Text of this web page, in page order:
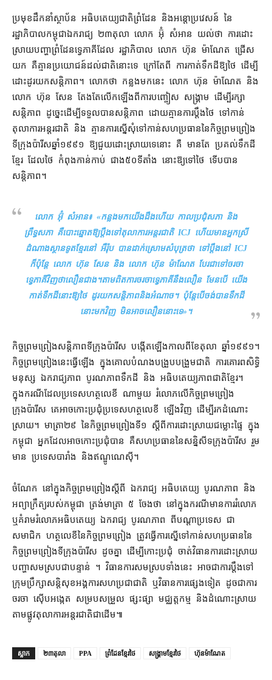
ប្រមុខ​ដឹកនាំ​ស្ថាប័ន អធិបតេយ្យ​ជាតិ​ព្រំដែន និង​អន្តោប្រវេសន៍ នៃ​
រដ្ឋាភិបាល​កម្ពុជា​ឯករាជ្យ ២៣​តុលា លោក អ៊ុំ សំអាន យល់​ថា ការ​ដោះ
ស្រាយ​បញ្ហា​ព្រំដែន​ទ្វេភាគី​ដែល រដ្ឋាភិបាល លោក ហ៊ុន ម៉ាណែត ជ្រើស​
យក គឺ​គ្មាន​ប្រយោជន៍​ដល់​ជាតិ​នោះ​ទេ ក្រៅ​តែ​ពី ការ​កាត់​ទឹកដី​ឱ្យ​ថៃ ដើម្បី​
ដោះដូរ​យក​សន្តិភាព​។ លោក​ថា កន្លង​មក​នេះ លោក ហ៊ុន ម៉ាណែត និង​
លោក ហ៊ុន សែន តែងតែ​លើកឡើង​ពី​ការ​បញ្ចៀស សង្គ្រាម ដើម្បី​រក្សា​
សន្តិភាព ដូច្នេះ​ដើម្បី​ទទួល​បាន​សន្តិភាព ដោយ​គ្មាន​ការ​ប្ដឹង​ថៃ ទៅកាន់​
តុលាការ​អន្តរជាតិ និង គ្មាន​ការ​ស្នើសុំ​ទៅកាន់​សហប្រធាន​នៃ​កិច្ចព្រមព្រៀង​
ទីក្រុង​ប៉ារីស​ឆ្នាំ​១៩៩១ ឱ្យ​ជួយ​ដោះស្រាយ​ទេ​នោះ គឺ មានតែ ប្រគល់​ទឹកដី​
ខ្មែរ ដែល​ថៃ កំពុង​កាន់កាប់ ជាង​៥០​ទីតាំង នោះ​ឱ្យទៅ​ថៃ ទើបបាន​
សន្តិភាព។
លោក អ៊ុំ សំអាន៖ «កន្លងមក​យើង​ដឹង​ហើយ កាល​ប្រជុំ​សភា និង​
ព្រឹទ្ធសភា គឺ​បោះឆ្នោត​ឱ្យ​ប្ដឹង​ទៅ​តុលាការអន្តរជាតិ ICJ ហើយ​មាន​អ្នកស្រី​
ដំណាង​ស្ថានទូត​ខ្មែរ​នៅ អឺរ៉ុប បាន​ដាក់​ស្រោមសំបុត្រ​ថា ទៅ​ប្ដឹង​នៅ ICJ
ក៏ប៉ុន្តែ លោក ហ៊ុន សែន និង លោក ហ៊ុន ម៉ាណែត បែរជា​ទៅ​ចរចា​
ទ្វេភាគី​វិញ​ថា​លឿន​ជាង។តាមពិត​ការចរចា​ទ្វេភាគី​នឹង​លឿន មែន​បើ យើង​
កាត់​ទឹកដី​នោះ​ឱ្យ​ថៃ ដូរ​យក​សន្តិភាព​និង​អំណាច​។ ប៉ុន្តែ​បើ​ចង់បាន​ទឹកដី​
នោះ​មក​វិញ មិនអាច​លឿន​នោះ​ទេ»។
កិច្ចព្រមព្រៀង​សន្តិភាព​ទីក្រុង​ប៉ារីស បង្កើត​ឡើង​កាលពី​ខែ​តុលា ឆ្នាំ​១៩៩១។
កិច្ចព្រមព្រៀង​នេះ​ធ្វើឡើង ក្នុង​គោល​បំណង​បង្រួបបង្រួម​ជាតិ ការគោរព​សិទ្ធិ
មនុស្ស ឯករាជ្យភាព បូរណភាព​ទឹកដី និង អធិបតេយ្យភាព​ជាតិ​ខ្មែរ។
ក្នុងករណី​ដែល​ប្រទេស​ហត្ថលេខី ណាមួយ រំលោភ​លើ​កិច្ចព្រមព្រៀង​
ក្រុងប៉ារីស គេ​អាច​កោះ​ប្រជុំ​ប្រទេស​ហត្ថលេខី ឡើងវិញ ដើម្បី​រក​ដំណោះ
ស្រាយ។ មាត្រា​២៩ នៃ​កិច្ចព្រមព្រៀង​ទី​១ ស្ដីពី​ការ​ដោះស្រាយ​ជម្លោះ​ផ្ទៃ ក្នុង​
កម្ពុជា អ្នក​ដែល​អាច​កោះ​ប្រជុំ​បាន គឺ​សហប្រធាន​នៃ​សន្និសីទ​ក្រុងប៉ារីស រួម
មាន ប្រទេស​បារាំង និង​ឥណ្ឌូណេស៊ី។
ចំណែក នៅក្នុង​កិច្ចព្រមព្រៀង​ស្ដីពី ឯករាជ្យ អធិបតេយ្យ បូរណភាព និង​
អព្យាក្រឹត្យ​របស់​កម្ពុជា ត្រង់​មាត្រា ៥ ចែងថា នៅក្នុង​ករណី​មាន​ការរំលោភ
ឬ​គំរាម​រំលោភ​អធិបតេយ្យ ឯករាជ្យ បូរណភាព ពី​បណ្ដា​ប្រទេស ជា​
សមាជិក ហត្ថលេខី​នៃ​កិច្ចព្រមព្រៀង ត្រូវធ្វើ​ការ​ស្នើ​ទៅ​កាន់​សហប្រធាន​នៃ​
កិច្ចព្រមព្រៀង​ទីក្រុង​ប៉ារីស ដូចគ្នា ដើម្បី​កោះ​ប្រជុំ ចាត់វិធានការ​ដោះស្រាយ​
បញ្ហា​សមស្រប​ជាបន្ទាន់ ។ វិធានការ​សមស្រប​ទាំងនេះ អាច​ជា​ការ​ប្ដឹង​ទៅ​
ក្រុមប្រឹក្សាសន្តិសុខ​អង្គការសហប្រជាជាតិ ឬ​វិធានការ​ផ្សេងទៀត ដូចជា​ការ
ចរចា ស៊ើបអង្កេត សម្របសម្រួល ផ្សះផ្សា មជ្ឈត្តកម្ម និង​ដំណោះស្រាយ​
តាមផ្លូវ​តុលាការ​អន្តរជាតិ​ជាដើម៕
ស្លាក ២៣តុលា PPA ព្រំដែនខ្មែរថៃ សង្គ្រាមខ្មែរថៃ ហ៊ុនម៉ាណែត